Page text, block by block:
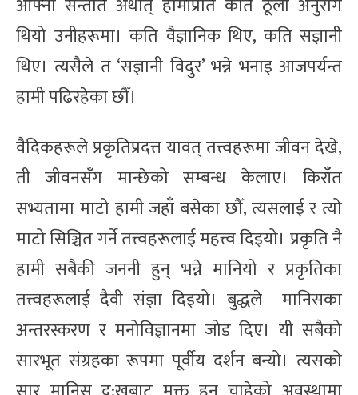
थियो उनीहरूमा। कति वैज्ञानिक थिए, कति सज्ञानी
थिए। त्यसैले त ‘सज्ञानी विदुर’ भन्ने भनाइ आजपर्यन्त
हामी पढिरहेका छौँ।
वैदिकहरूले प्रकृतिप्रदत्त यावत् तत्त्वहरूमा जीवन देखे,
ती जीवनसँग मान्छेको सम्बन्ध केलाए। किराँत
सभ्यतामा माटो हामी जहाँ बसेका छौँ, त्यसलाई र त्यो
माटो सिञ्चित गर्ने तत्त्वहरूलाई महत्त्व दिइयो। प्रकृति नै
हामी सबैकी जननी हुन् भन्ने मानियो र प्रकृतिका
तत्त्वहरूलाई दैवी संज्ञा दिइयो। बुद्धले मानिसका
अन्तरस्करण र मनोविज्ञानमा जोड दिए। यी सबैको
सारभूत संग्रहका रूपमा पूर्वीय दर्शन बन्यो। त्यसको